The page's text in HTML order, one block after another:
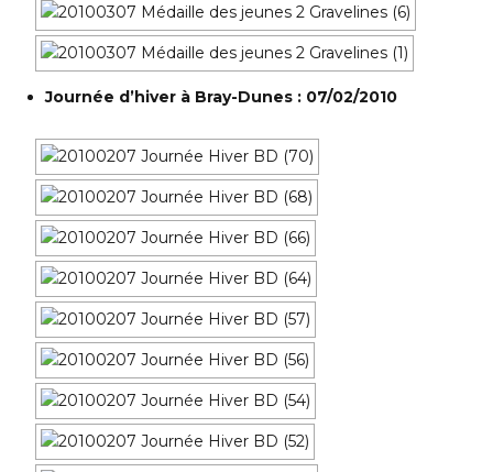
Journée d’hiver à Bray-Dunes : 07/02/2010